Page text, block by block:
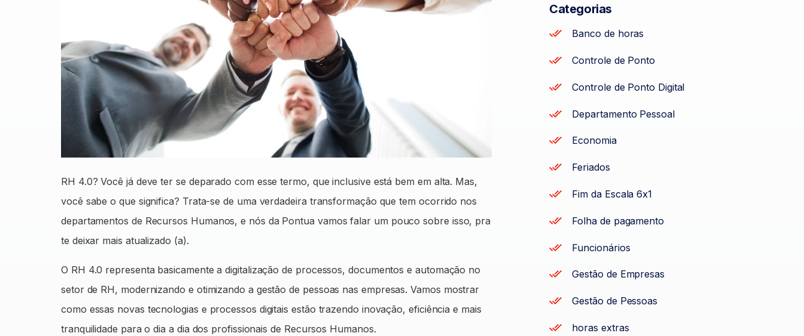
RH 4.0? Você já deve ter se deparado com esse termo, que inclusive está bem em alta. Mas,
você sabe o que significa? Trata-se de uma verdadeira transformação que tem ocorrido nos
departamentos de Recursos Humanos, e nós da Pontua vamos falar um pouco sobre isso, pra
te deixar mais atualizado (a).
O RH 4.0 representa basicamente a digitalização de processos, documentos e automação no
setor de RH, modernizando e otimizando a gestão de pessoas nas empresas. Vamos mostrar
como essas novas tecnologias e processos digitais estão trazendo inovação, eficiência e mais
tranquilidade para o dia a dia dos profissionais de Recursos Humanos.
Categorias
Banco de horas
Controle de Ponto
Controle de Ponto Digital
Departamento Pessoal
Economia
Feriados
Fim da Escala 6x1
Folha de pagamento
Funcionários
Gestão de Empresas
Gestão de Pessoas
horas extras